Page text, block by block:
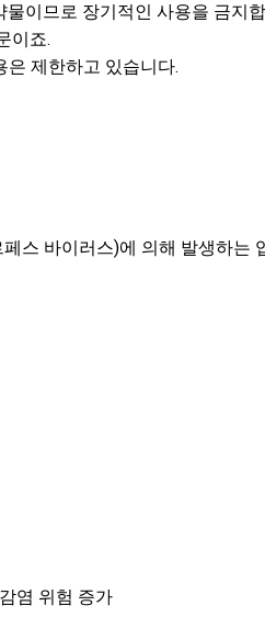
이므로 장기적인 사용을 금지
이죠.
은 제한하고 있습니다.
스 바이러스)에 의해 발생하는
염 위험 증가